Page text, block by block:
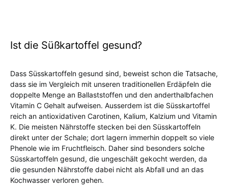
Ist die Süßkartoffel gesund?
Dass Süsskartoffeln gesund sind, beweist schon die Tatsache,
dass sie im Vergleich mit unseren traditionellen Erdäpfeln die
doppelte Menge an Ballaststoffen und den anderthalbfachen
Vitamin C Gehalt aufweisen. Ausserdem ist die Süsskartoffel
reich an antioxidativen Carotinen, Kalium, Kalzium und Vitamin
K. Die meisten Nährstoffe stecken bei den Süsskartoffeln
direkt unter der Schale; dort lagern immerhin doppelt so viele
Phenole wie im Fruchtfleisch. Daher sind besonders solche
Süsskartoffeln gesund, die ungeschält gekocht werden, da
die gesunden Nährstoffe dabei nicht als Abfall und an das
Kochwasser verloren gehen.